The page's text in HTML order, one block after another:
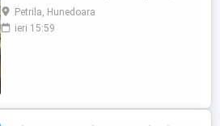
industriale,filigorii,terase,zone verzi
,amenajari int.exterioare,garaje,garduri,
pavaj, porți, balustrade, zone verzi,
Petrila, Hunedoara
ieri 15:59